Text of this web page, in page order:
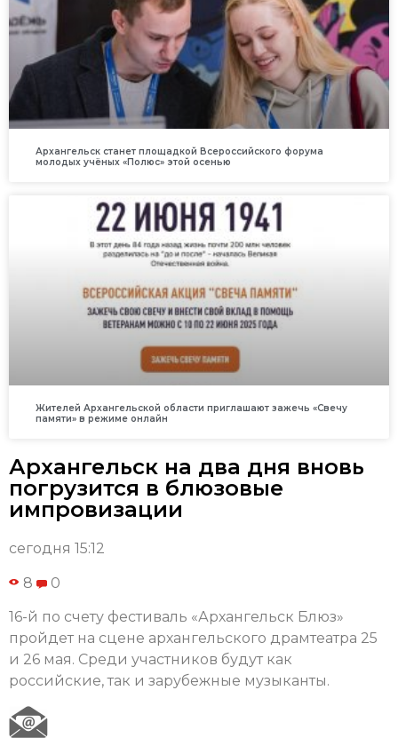
Архангельск станет площадкой Всероссийского форума
молодых учёных «Полюс» этой осенью
Жителей Архангельской области приглашают зажечь «Свечу
памяти» в режиме онлайн
Архангельск на два дня вновь
погрузится в блюзовые
импровизации
сегодня 15:12
8 0
16-й по счету фестиваль «Архангельск Блюз»
пройдет на сцене архангельского драмтеатра 25
и 26 мая. Среди участников будут как
российские, так и зарубежные музыканты.